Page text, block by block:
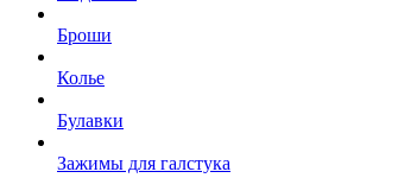
Броши
Колье
Булавки
Зажимы для галстука